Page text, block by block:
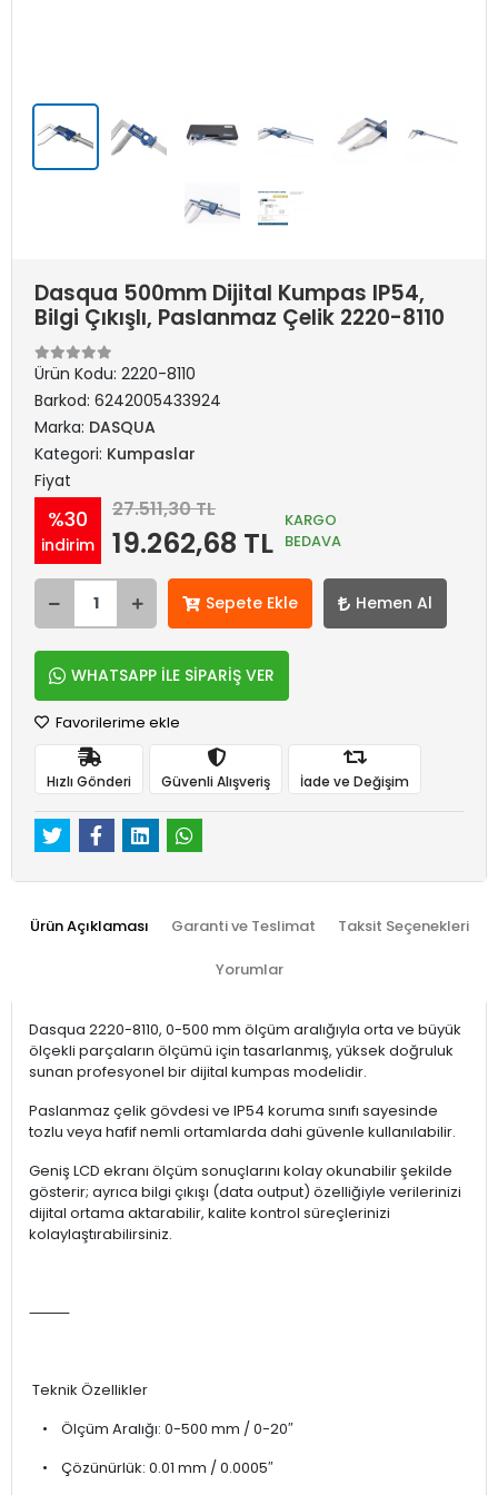
Dasqua 500mm Dijital Kumpas IP54,
Bilgi Çıkışlı, Paslanmaz Çelik 2220-8110
Ürün Kodu: 2220-8110
Barkod: 6242005433924
Marka: DASQUA
Kategori: Kumpaslar
Fiyat
%30
indirim
27.511,30 TL
19.262,68 TL
KARGO
BEDAVA
Sepete Ekle Hemen Al
WHATSAPP İLE SİPARİŞ VER
Favorilerime ekle
Hızlı Gönderi Güvenli Alışveriş İade ve Değişim
Ürün Açıklaması Garanti ve Teslimat Taksit Seçenekleri
Yorumlar
Dasqua 2220-8110, 0-500 mm ölçüm aralığıyla orta ve büyük
ölçekli parçaların ölçümü için tasarlanmış, yüksek doğruluk
sunan profesyonel bir dijital kumpas modelidir.
Paslanmaz çelik gövdesi ve IP54 koruma sınıfı sayesinde
tozlu veya hafif nemli ortamlarda dahi güvenle kullanılabilir.
Geniş LCD ekranı ölçüm sonuçlarını kolay okunabilir şekilde
gösterir; ayrıca bilgi çıkışı (data output) özelliğiyle verilerinizi
dijital ortama aktarabilir, kalite kontrol süreçlerinizi
kolaylaştırabilirsiniz.
⸻
Teknik Özellikler
• Ölçüm Aralığı: 0-500 mm / 0-20″
• Çözünürlük: 0.01 mm / 0.0005″